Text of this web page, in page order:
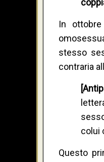
In
stesso
contraria
colui
Questo